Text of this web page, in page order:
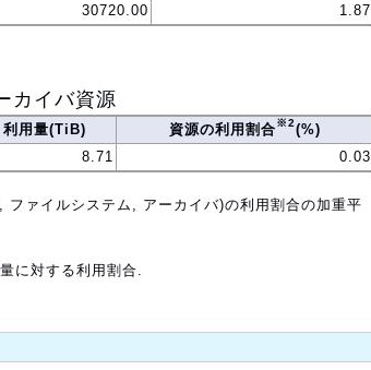
30720.00 1.87
カイバ資源
利用量(TiB) 資源の利用割合※2(%)
8.71 0.03
ァイルシステム, アーカイバ)の利用割合の加重平
に対する利用割合.